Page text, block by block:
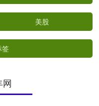
美股
签